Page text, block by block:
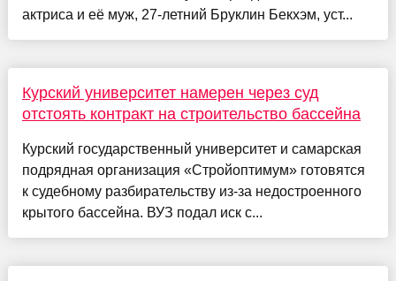
актриса и её муж, 27-летний Бруклин Бекхэм, уст...
Курский университет намерен через суд
отстоять контракт на строительство бассейна
Курский государственный университет и самарская
подрядная организация «Стройоптимум» готовятся
к судебному разбирательству из-за недостроенного
крытого бассейна. ВУЗ подал иск с...